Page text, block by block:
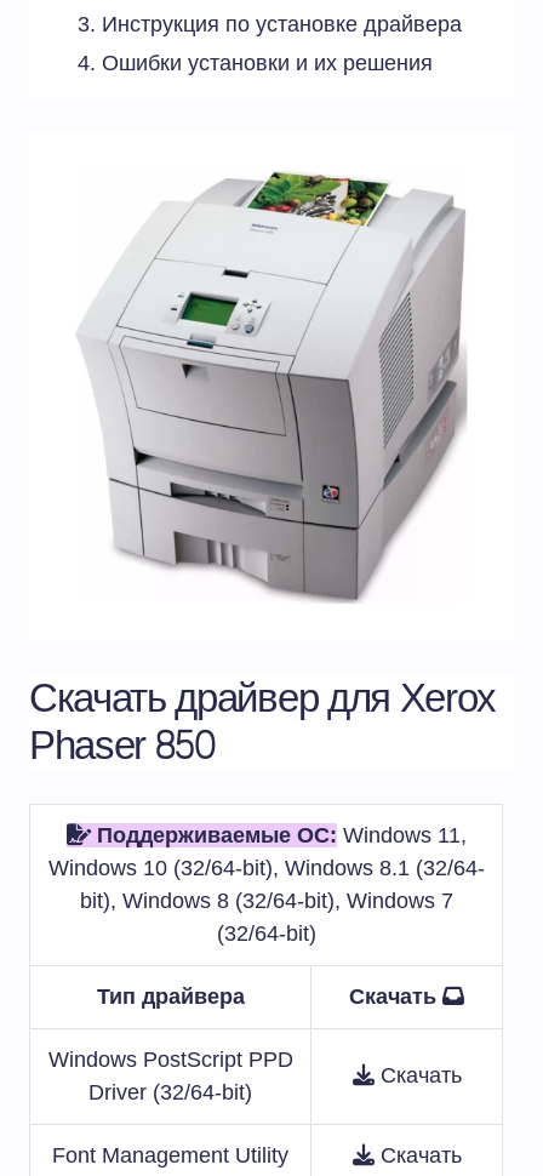
Инструкция по установке драйвера
Ошибки установки и их решения
Скачать драйвер для Xerox
Phaser 850
Поддерживаемые ОС: Windows 11,
Windows 10 (32/64-bit), Windows 8.1 (32/64-
bit), Windows 8 (32/64-bit), Windows 7
(32/64-bit)
Тип драйвера Скачать
Windows PostScript PPD
Driver (32/64-bit)
Скачать
Font Management Utility Скачать